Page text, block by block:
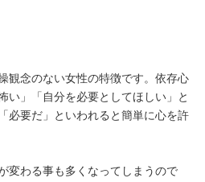
観念のない女性の特徴です。依存心
い」「自分を必要としてほしい」と
必要だ」といわれると簡単に心を許
変わる事も多くなってしまうので